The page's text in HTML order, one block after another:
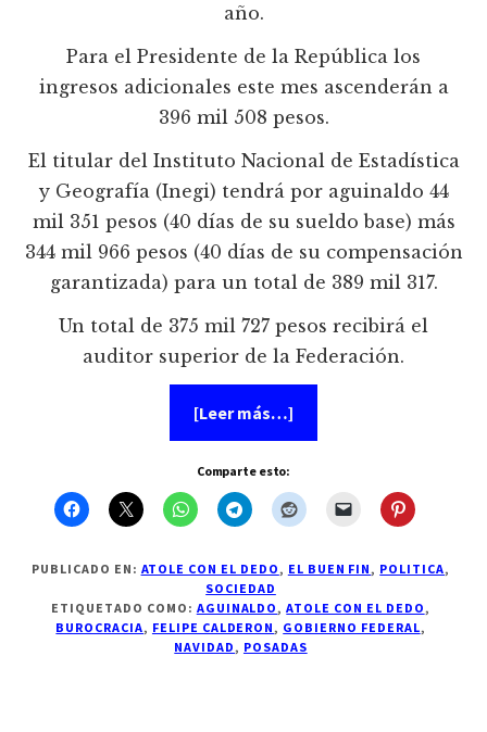
año.
Para el Presidente de la República los
ingresos adicionales este mes ascenderán a
396 mil 508 pesos.
El titular del Instituto Nacional de Estadística
y Geografía (Inegi) tendrá por aguinaldo 44
mil 351 pesos (40 días de su sueldo base) más
344 mil 966 pesos (40 días de su compensación
garantizada) para un total de 389 mil 317.
Un total de 375 mil 727 pesos recibirá el
auditor superior de la Federación.
[Leer más…]
Vaya
si
es
el
fin,
para
los
funcionarios
Comparte esto:
PUBLICADO EN: ATOLE CON EL DEDO , EL BUEN FIN , POLITICA,
SOCIEDAD
ETIQUETADO COMO: AGUINALDO ,ATOLE CON EL DEDO ,
BUROCRACIA, FELIPE CALDERON , GOBIERNO FEDERAL,
NAVIDAD , POSADAS